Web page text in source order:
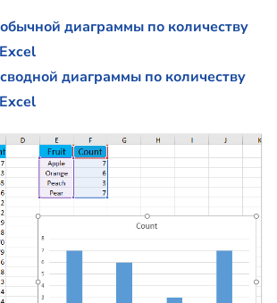
диаграммы по количеству
диаграммы по количеству